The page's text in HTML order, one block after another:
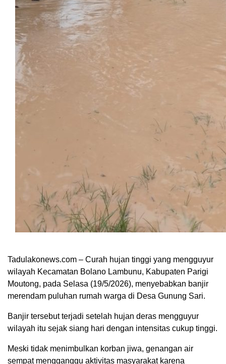
Tadulakonews.com – Curah hujan tinggi yang mengguyur
wilayah Kecamatan Bolano Lambunu, Kabupaten Parigi
Moutong, pada Selasa (19/5/2026), menyebabkan banjir
merendam puluhan rumah warga di Desa Gunung Sari.
Banjir tersebut terjadi setelah hujan deras mengguyur
wilayah itu sejak siang hari dengan intensitas cukup tinggi.
Meski tidak menimbulkan korban jiwa, genangan air
sempat mengganggu aktivitas masyarakat karena